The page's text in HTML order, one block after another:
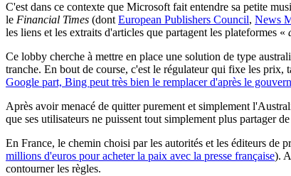
C'est dans ce contexte que Microsoft fait entendre sa petite
le Financial Times (dont European Publishers Council, News
les liens et les extraits d'articles que partagent les plateformes «
Ce lobby cherche à mettre en place une solution de type
tranche. En bout de course, c'est le régulateur qui fixe les
Google part, Bing peut très bien le remplacer d'après le
Après avoir menacé de quitter purement et simplement
que ses utilisateurs ne puissent tout simplement plus partager
En France, le chemin choisi par les autorités et les éditeurs de
millions d'euros pour acheter la paix avec la presse française).
contourner les règles.